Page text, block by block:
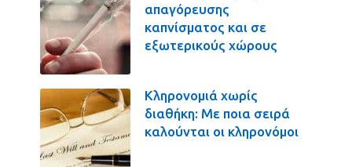
απαγόρευσης
καπνίσματος και σε
εξωτερικούς χώρους
Κληρονομιά χωρίς
διαθήκη: Με ποια σειρά
καλούνται οι κληρονόμοι